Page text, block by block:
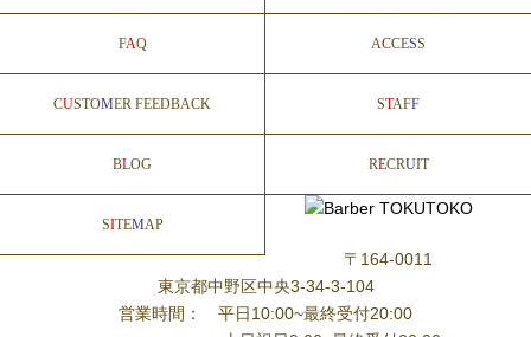
FAQ ACCESS
CUSTOMER FEEDBACK STAFF
BLOG RECRUIT
SITEMAP
〒164-0011
東京都中野区中央3-34-3-104
営業時間： 平日10:00~最終受付20:00